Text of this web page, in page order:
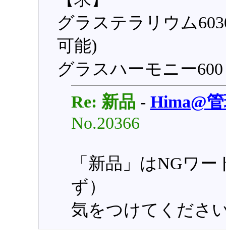
グラステラリウム
可能)
グラスハーモニー
Re: 新品 - Hima@
No.20366
「新品」はNGワ
ず）
気をつけてくださ